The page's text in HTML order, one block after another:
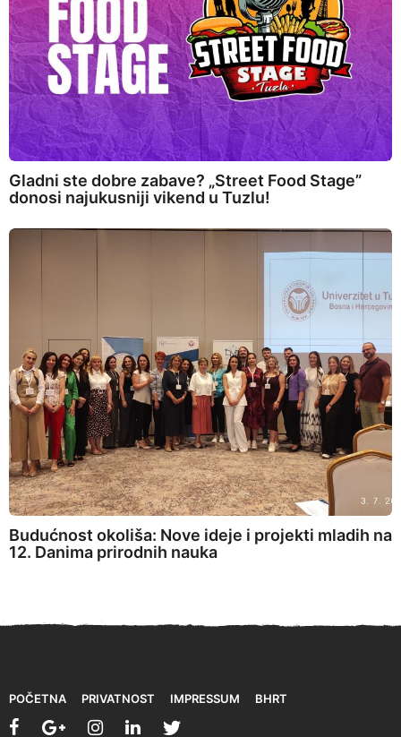
Gladni ste dobre zabave? „Street Food Stage”
donosi najukusniji vikend u Tuzlu!
Budućnost okoliša: Nove ideje i projekti mladih na
12. Danima prirodnih nauka
POČETNA PRIVATNOST IMPRESSUM BHRT